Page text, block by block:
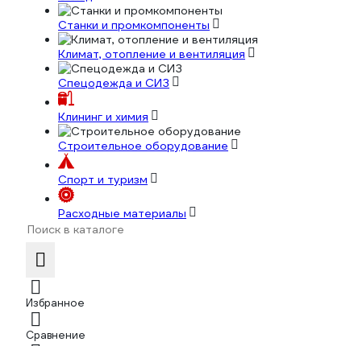
Станки и промкомпоненты
Климат, отопление и вентиляция
Спецодежда и СИЗ
Клининг и химия
Строительное оборудование
Спорт и туризм
Расходные материалы
Избранное
Сравнение